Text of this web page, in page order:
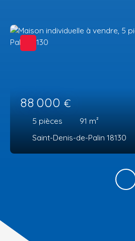
88 000 €
5 pièces 91 m²
Saint-Denis-de-Palin 18130